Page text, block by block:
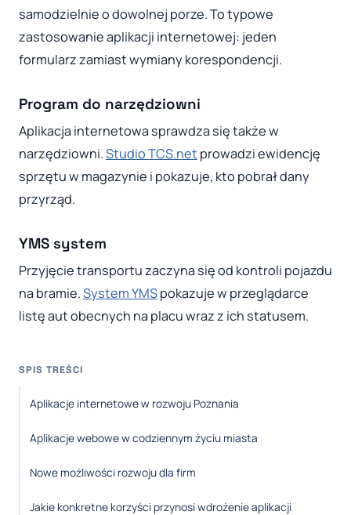
samodzielnie o dowolnej porze. To typowe
zastosowanie aplikacji internetowej: jeden
formularz zamiast wymiany korespondencji.
Program do narzędziowni
Aplikacja internetowa sprawdza się także w
narzędziowni.Studio TCS.net prowadzi ewidencję
sprzętu w magazynie i pokazuje, kto pobrał dany
przyrząd.
YMS system
Przyjęcie transportu zaczyna się od kontroli pojazdu
na bramie.System YMSpokazuje w przeglądarce
listę aut obecnych na placu wraz z ich statusem.
SPIS TREŚCI
Aplikacje internetowe w rozwoju Poznania
Aplikacje webowe w codziennym życiu miasta
Nowe możliwości rozwoju dla firm
Jakie konkretne korzyści przynosi wdrożenie aplikacji